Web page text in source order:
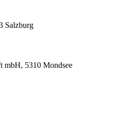
Salzburg
mbH, 5310 Mondsee